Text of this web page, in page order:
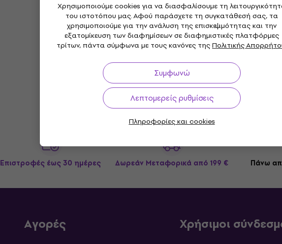
Χρησιμοποιούμε cookies για να διασφαλίσουμε τη
του ιστοτόπου μας. Αφού παράσχετε τη συγκατάθεσή σας, τα
χρησιμοποιούμε για την ανάλυση της επισκεψιμότητας και την
εξατομίκευση των διαφημίσεων σε διαφημιστικές πλατφόρμες
τρίτων, πάντα σύμφωνα με τους κανόνες τηςΠολιτικής
Συμφωνώ
Λεπτομερείς ρυθμίσεις
Πληροφορίες και cookies
Επιστροφές έως 30 ημέρες Δωρεάν Μεταφορικά από 199 € Πάνω
Αγορές Χρήσιμοι